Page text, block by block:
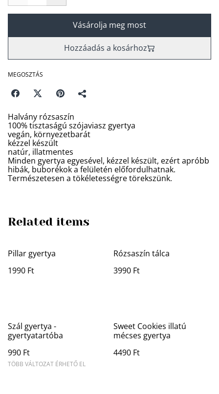
Vásárolja meg most
Hozzáadás a kosárhoz
MEGOSZTÁS
Halvány rózsaszín
100% tisztaságú szójaviasz gyertya
vegán, környezetbarát
kézzel készült
natúr, illatmentes
Minden gyertya egyesével, kézzel készült, ezért apróbb
hibák, buborékok a felületén előfordulhatnak.
Természetesen a tökéletességre törekszünk.
Related items
Pillar gyertya
1990 Ft
Rózsaszín tálca
3990 Ft
Szál gyertya -
gyertyatartóba
990 Ft
TÖBB VÁLTOZAT ÉRHETŐ EL
Sweet Cookies illatú
mécses gyertya
4490 Ft